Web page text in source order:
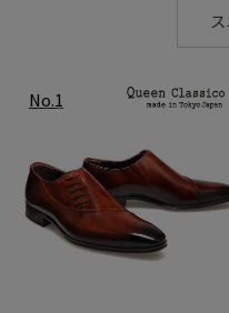
靴底はレザーとラバーを